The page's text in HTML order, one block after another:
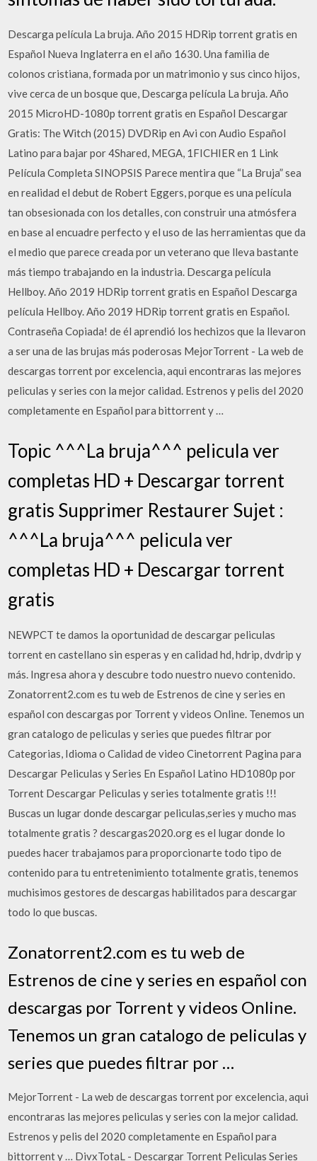
Descarga película La bruja. Año 2015 HDRip torrent gratis en
Español Nueva Inglaterra en el año 1630. Una familia de
colonos cristiana, formada por un matrimonio y sus cinco hijos,
vive cerca de un bosque que, Descarga película La bruja. Año
2015 MicroHD-1080p torrent gratis en Español Descargar
Gratis: The Witch (2015) DVDRip en Avi con Audio Español
Latino para bajar por 4Shared, MEGA, 1FICHIER en 1 Link
Película Completa SINOPSIS Parece mentira que “La Bruja” sea
en realidad el debut de Robert Eggers, porque es una película
tan obsesionada con los detalles, con construir una atmósfera
en base al encuadre perfecto y el uso de las herramientas que da
el medio que parece creada por un veterano que lleva bastante
más tiempo trabajando en la industria. Descarga película
Hellboy. Año 2019 HDRip torrent gratis en Español Descarga
película Hellboy. Año 2019 HDRip torrent gratis en Español.
Contraseña Copiada! de él aprendió los hechizos que la llevaron
a ser una de las brujas más poderosas MejorTorrent - La web de
descargas torrent por excelencia, aqui encontraras las mejores
peliculas y series con la mejor calidad. Estrenos y pelis del 2020
completamente en Español para bittorrent y …
Topic ^^^La bruja^^^ pelicula ver
completas HD + Descargar torrent
gratis Supprimer Restaurer Sujet :
^^^La bruja^^^ pelicula ver
completas HD + Descargar torrent
gratis
NEWPCT te damos la oportunidad de descargar peliculas
torrent en castellano sin esperas y en calidad hd, hdrip, dvdrip y
más. Ingresa ahora y descubre todo nuestro nuevo contenido.
Zonatorrent2.com es tu web de Estrenos de cine y series en
español con descargas por Torrent y videos Online. Tenemos un
gran catalogo de peliculas y series que puedes filtrar por
Categorias, Idioma o Calidad de video Cinetorrent Pagina para
Descargar Peliculas y Series En Español Latino HD1080p por
Torrent Descargar Peliculas y series totalmente gratis !!!
Buscas un lugar donde descargar peliculas,series y mucho mas
totalmente gratis ? descargas2020.org es el lugar donde lo
puedes hacer trabajamos para proporcionarte todo tipo de
contenido para tu entretenimiento totalmente gratis, tenemos
muchisimos gestores de descargas habilitados para descargar
todo lo que buscas.
Zonatorrent2.com es tu web de
Estrenos de cine y series en español con
descargas por Torrent y videos Online.
Tenemos un gran catalogo de peliculas y
series que puedes filtrar por …
MejorTorrent - La web de descargas torrent por excelencia, aqui
encontraras las mejores peliculas y series con la mejor calidad.
Estrenos y pelis del 2020 completamente en Español para
bittorrent y … DivxTotaL - Descargar Torrent Peliculas Series